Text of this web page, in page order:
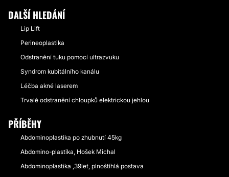
DALŠÍ HLEDÁNÍ
Lip Lift
Perineoplastika
Odstranění tuku pomocí ultrazvuku
Syndrom kubitálního kanálu
Léčba akné laserem
Trvalé odstranění chloupků elektrickou jehlou
PŘÍBĚHY
Abdominoplastika po zhubnutí 45kg
Abdomino-plastika, Hošek Michal
Abdominoplastika ,39let, plnoštíhlá postava